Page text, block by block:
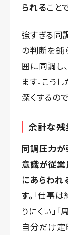
られること
強すぎる同
の判断を鈍
囲に同調し
ます。こう
深くするので
余計な残
同調圧力が
意識が従業
にあらわれ
す。 「仕事
りにくい」
自分だけ定